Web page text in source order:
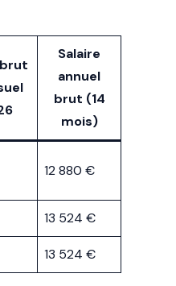
brut
Salaire
annuel
brut (14
mois)
12 880 €
13 524 €
13 524 €